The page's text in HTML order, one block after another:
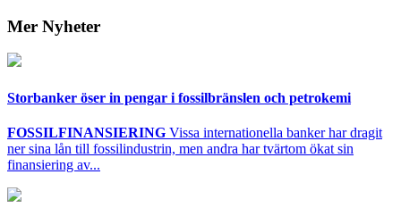
Mer Nyheter
Storbanker öser in pengar i fossilbränslen och petrokemi
FOSSILFINANSIERING Vissa internationella banker har dragit
ner sina lån till fossilindustrin, men andra har tvärtom ökat sin
finansiering av...